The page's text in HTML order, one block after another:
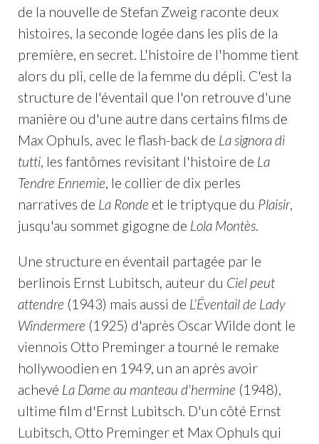
de la nouvelle de Stefan Zweig raconte deux
histoires, la seconde logée dans les plis de la
première, en secret. L'histoire de l'homme tient
alors du pli, celle de la femme du dépli. C'est la
structure de l'éventail que l'on retrouve d'une
manière ou d'une autre dans certains films de
Max Ophuls, avec le flash-back de La signora di
tutti, les fantômes revisitant l'histoire de La
Tendre Ennemie, le collier de dix perles
narratives de La Ronde et le triptyque du Plaisir,
jusqu'au sommet gigogne de Lola Montès.
Une structure en éventail partagée par le
berlinois Ernst Lubitsch, auteur du Ciel peut
attendre (1943) mais aussi de L'Éventail de Lady
Windermere (1925) d'après Oscar Wilde dont le
viennois Otto Preminger a tourné le remake
hollywoodien en 1949, un an après avoir
achevé La Dame au manteau d'hermine (1948),
ultime film d'Ernst Lubitsch. D'un côté Ernst
Lubitsch, Otto Preminger et Max Ophuls qui